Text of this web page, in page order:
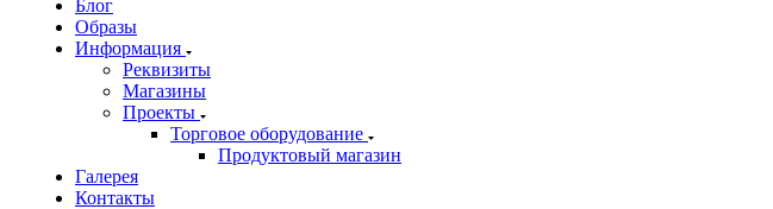
Блог
Образы
Информация
Реквизиты
Магазины
Проекты
Торговое оборудование
Продуктовый магазин
Галерея
Контакты